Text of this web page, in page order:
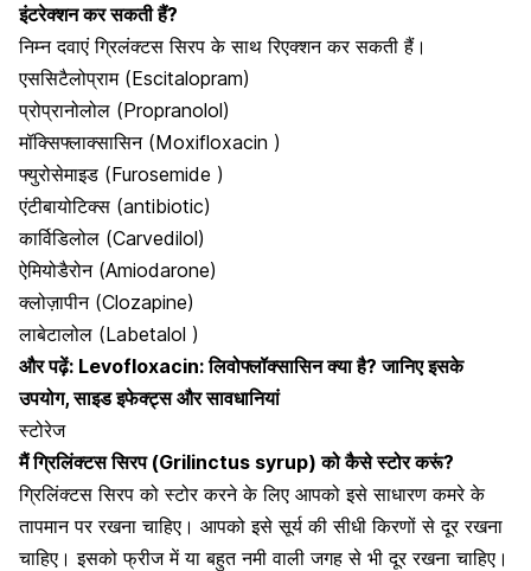
इंटरेक्शन कर सकती हैं?
निम्न दवाएं ग्रिलंक्टस सिरप के साथ रिएक्शन कर सकती हैं।
एससिटैलोप्राम (Escitalopram)
प्रोप्रानोलोल (Propranolol)
मॉक्सिफ्लाक्सासिन (Moxifloxacin )
फ्युरोसेमाइड (Furosemide )
एंटीबायोटिक्स (antibiotic)
कार्विडिलोल (Carvedilol)
ऐमियोडैरोन (Amiodarone)
क्लोज़ापीन (Clozapine)
लाबेटालोल (Labetalol )
और पढ़ें: Levofloxacin: लिवोफ्लॉक्सासिन क्या है? जानिए इसके
उपयोग, साइड इफेक्ट्स और सावधानियां
स्टोरेज
मैंग्रिलिंक्टससिरप (Grilinctus syrup)को कैसे स्टोर करूं?
ग्रिलिंक्टस सिरप को स्टोर करने के लिए आपको इसे साधारण कमरे के
तापमान पर रखना चाहिए। आपको इसे सूर्य की सीधी किरणों से दूर रखना
चाहिए। इसकोफ्रीजमें या बहुत नमी वाली जगह से भी दूर रखना चाहिए।